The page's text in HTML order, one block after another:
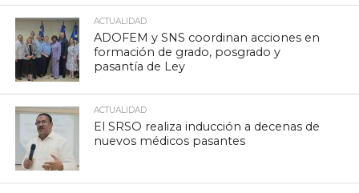
ACTUALIDAD
ADOFEM y SNS coordinan acciones en
formación de grado, posgrado y
pasantía de Ley
ACTUALIDAD
El SRSO realiza inducción a decenas de
nuevos médicos pasantes